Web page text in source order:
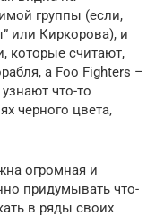
группы (если,
или Киркорова), и
которые считают,
а Foo Fighters –
что-то
черного цвета,
огромная и
придумывать что-
в ряды своих